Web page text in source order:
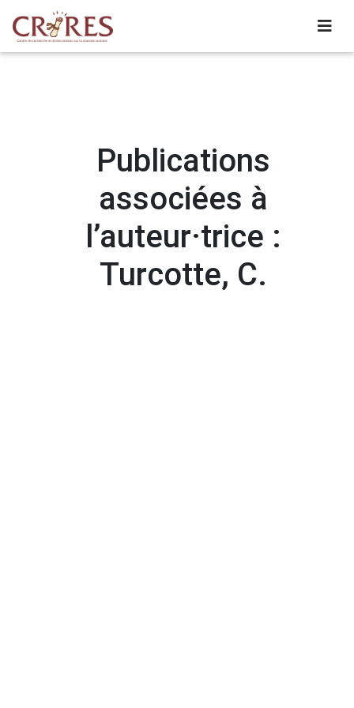
Publications
associées à
l’auteur·trice :
Turcotte, C.